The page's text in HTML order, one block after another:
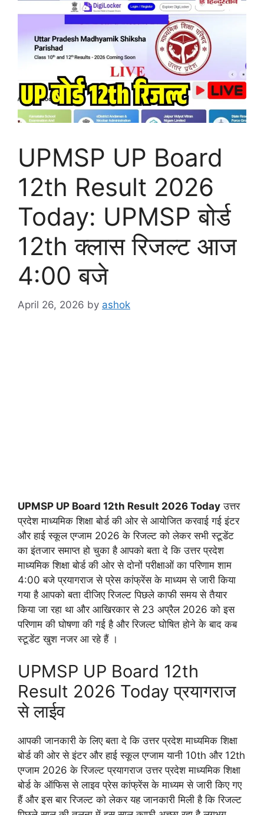
UPMSP UP Board
12th Result 2026
Today: UPMSP बोर्ड
12th क्लास रिजल्ट आज
4:00 बजे
April 26, 2026 by ashok
UPMSP UP Board 12th Result 2026 Today उत्तर
प्रदेश माध्यमिक शिक्षा बोर्ड की ओर से आयोजित करवाई गई इंटर
और हाई स्कूल एग्जाम 2026 के रिजल्ट को लेकर सभी स्टूडेंट
का इंतजार समाप्त हो चुका है आपको बता दे कि उत्तर प्रदेश
माध्यमिक शिक्षा बोर्ड की ओर से दोनों परीक्षाओं का परिणाम शाम
4:00 बजे प्रयागराज से प्रेस कांफ्रेंस के माध्यम से जारी किया
गया है आपको बता दीजिए रिजल्ट पिछले काफी समय से तैयार
किया जा रहा था और आखिरकार से 23 अप्रैल 2026 को इस
परिणाम की घोषणा की गई है और रिजल्ट घोषित होने के बाद कब
स्टूडेंट खुश नजर आ रहे हैं ।
UPMSP UP Board 12th
Result 2026 Today प्रयागराज
से लाईव
आपकी जानकारी के लिए बता दे कि उत्तर प्रदेश माध्यमिक शिक्षा
बोर्ड की ओर से इंटर और हाई स्कूल एग्जाम यानी 10th और 12th
एग्जाम 2026 के रिजल्ट प्रयागराज उत्तर प्रदेश माध्यमिक शिक्षा
बोर्ड के ऑफिस से लाइव प्रेस कांफ्रेंस के माध्यम से जारी किए गए
हैं और इस बार रिजल्ट को लेकर यह जानकारी मिली है कि रिजल्ट